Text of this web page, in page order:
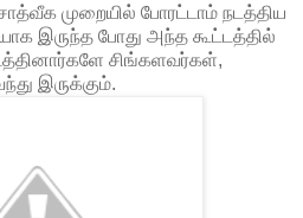
முறையில் போரட்டாம் நடத்திய
இருந்த போது அந்த கூட்டத்தில்
சிங்களவர்கள்,
இருக்கும்.